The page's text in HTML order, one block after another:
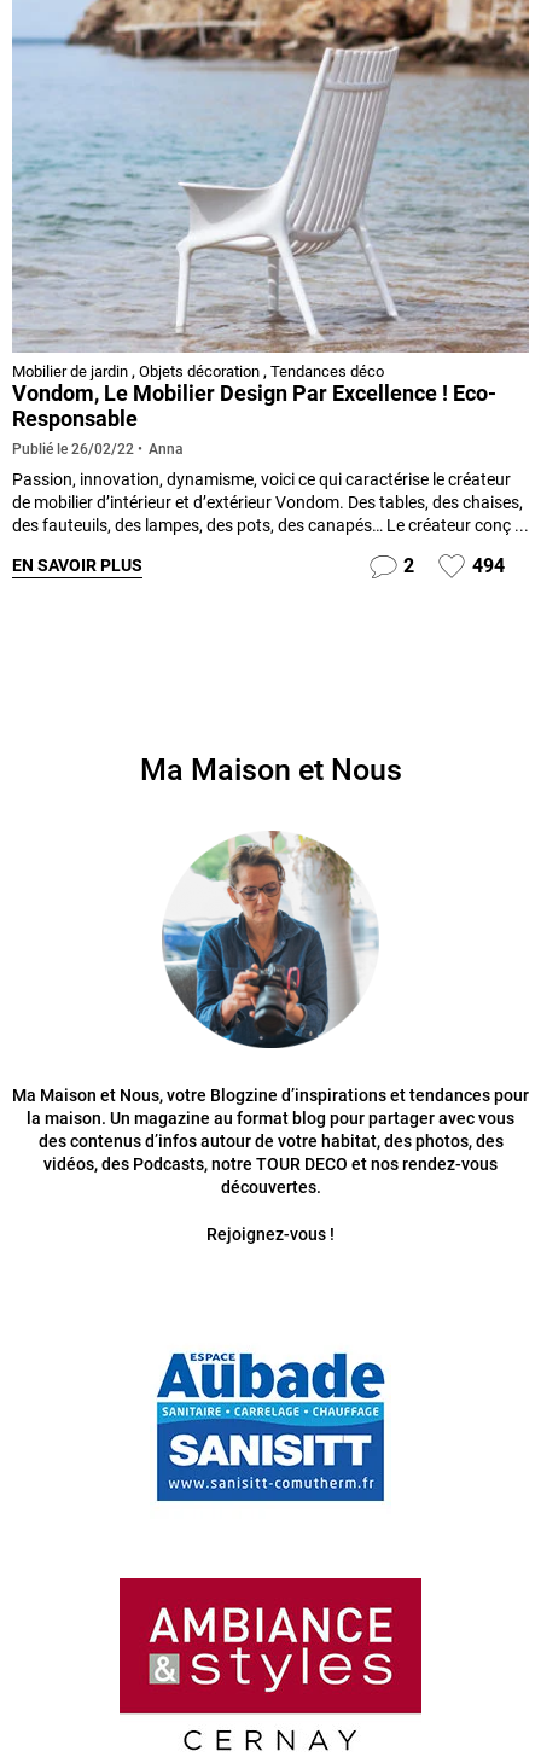
Mobilier de jardin , Objets décoration , Tendances déco
Vondom, Le Mobilier Design Par Excellence ! Eco-
Responsable
Publié le 26/02/22 Anna
Passion, innovation, dynamisme, voici ce qui caractérise le créateur
de mobilier d’intérieur et d’extérieur Vondom. Des tables, des chaises,
des fauteuils, des lampes, des pots, des canapés… Le créateur conç ...
EN SAVOIR PLUS 2 494
Ma Maison et Nous
Ma Maison et Nous, votre Blogzine d’inspirations et tendances pour
la maison. Un magazine au format blog pour partager avec vous
des contenus d’infos autour de votre habitat, des photos, des
vidéos, des Podcasts, notre TOUR DECO et nos rendez-vous
découvertes.
Rejoignez-vous !